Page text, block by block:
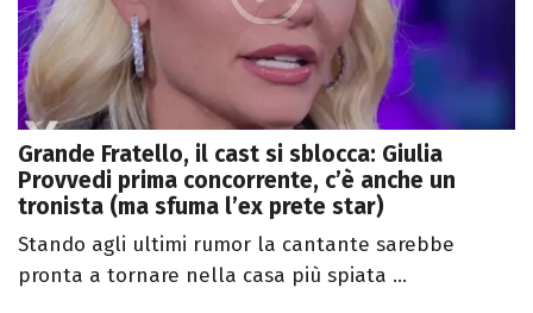
Grande Fratello, il cast si sblocca: Giulia
Provvedi prima concorrente, c’è anche un
tronista (ma sfuma l’ex prete star)
Stando agli ultimi rumor la cantante sarebbe
pronta a tornare nella casa più spiata ...